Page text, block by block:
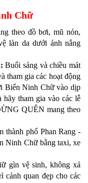
Chữ
theo đồ bơi, mũ nón,
làn da dưới ánh nắng
Buổi sáng và chiều mát
tham gia các hoạt động
Biển Ninh Chữ vào dịp
hãy tham gia vào các lễ
QUÊN mang theo
thành phố Phan Rang -
Ninh Chữ bằng taxi, xe
gìn vệ sinh, không xả
cảnh quan đẹp cho các